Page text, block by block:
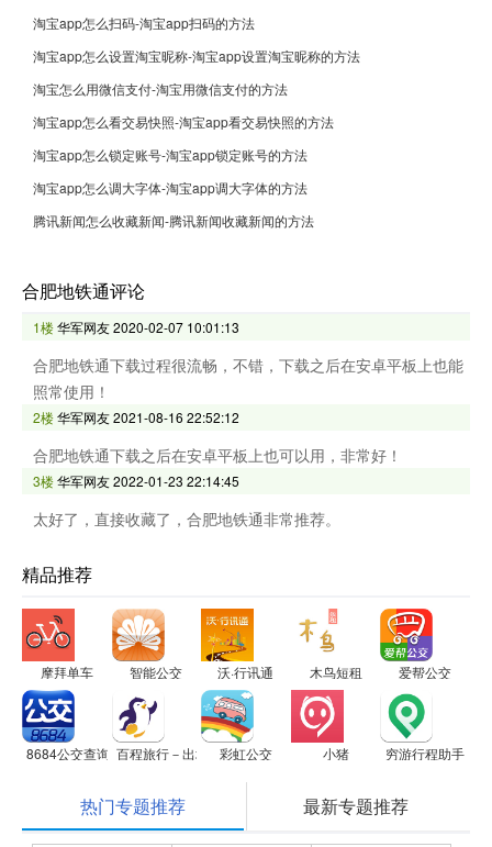
淘宝app怎么扫码-淘宝app扫码的方法
淘宝app怎么设置淘宝昵称-淘宝app设置淘宝昵称的方法
淘宝怎么用微信支付-淘宝用微信支付的方法
淘宝app怎么看交易快照-淘宝app看交易快照的方法
淘宝app怎么锁定账号-淘宝app锁定账号的方法
淘宝app怎么调大字体-淘宝app调大字体的方法
腾讯新闻怎么收藏新闻-腾讯新闻收藏新闻的方法
合肥地铁通评论
1楼华军网友2020-02-07 10:01:13
合肥地铁通下载过程很流畅，不错，下载之后在安卓平板上也能
照常使用！
2楼华军网友2021-08-16 22:52:12
合肥地铁通下载之后在安卓平板上也可以用，非常好！
3楼华军网友2022-01-23 22:14:45
太好了，直接收藏了，合肥地铁通非常推荐。
精品推荐
摩拜单车 智能公交 沃·行讯通 木鸟短租 爱帮公交
8684公交查询 百程旅行－出境游专家，签证无忧
彩虹公交 小猪 穷游行程助手
热门专题推荐 最新专题推荐